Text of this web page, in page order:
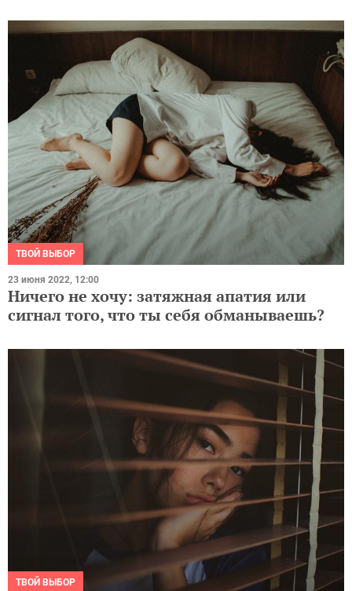
ТВОЙ ВЫБОР
23 июня 2022, 12:00
Ничего не хочу: затяжная апатия или
сигнал того, что ты себя обманываешь?
ТВОЙ ВЫБОР